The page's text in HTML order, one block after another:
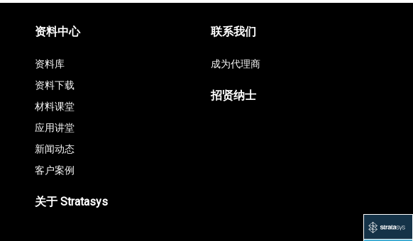
资料中心
资料库
资料下载
材料课堂
应用讲堂
新闻动态
客户案例
关于 Stratasys
联系我们
成为代理商
招贤纳士